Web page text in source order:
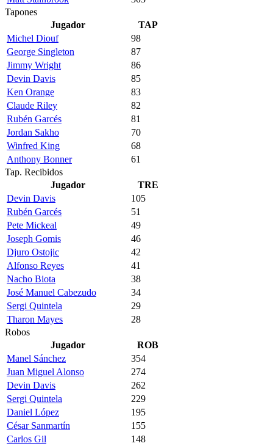
Tapones
Jugador
TAP
Michel Diouf
98
George Singleton
87
Jimmy Wright
86
Devin Davis
85
Ken Orange
83
Claude Riley
82
Rubén Garcés
81
Jordan Sakho
70
Winfred King
68
Anthony Bonner
61
Tap. Recibidos
Jugador
TRE
Devin Davis
105
Rubén Garcés
51
Pete Mickeal
49
Joseph Gomis
46
Djuro Ostojic
42
Alfonso Reyes
41
Nacho Biota
38
José Manuel Cabezudo
34
Sergi Quintela
29
Tharon Mayes
28
Robos
Jugador
ROB
Manel Sánchez
354
Juan Miguel Alonso
274
Devin Davis
262
Sergi Quintela
229
Daniel López
195
César Sanmartín
155
Carlos Gil
148